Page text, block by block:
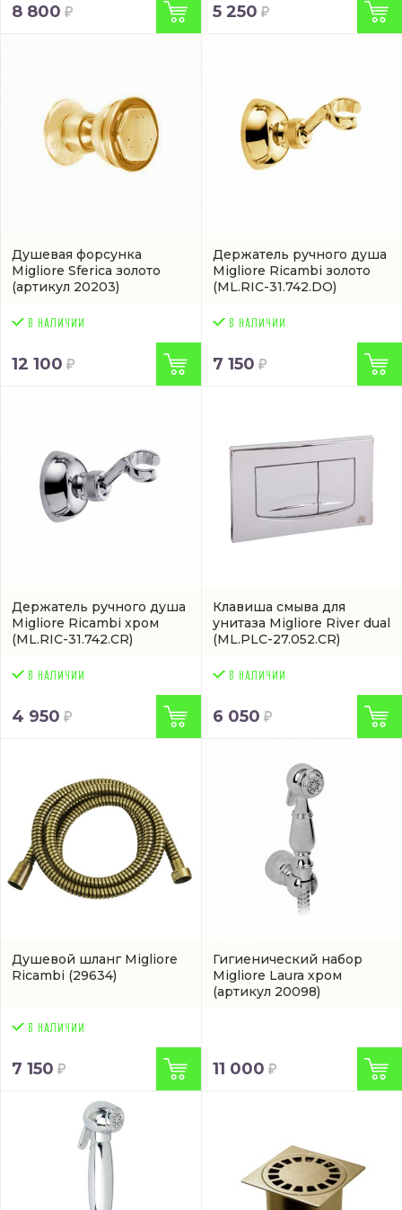
8 800 5 250
Душевая форсунка
Migliore Sferica золото
(артикул 20203)
12 100
Держатель ручного душа
Migliore Ricambi золото
(ML.RIC-31.742.DO)
7 150
Держатель ручного душа
Migliore Ricambi хром
(ML.RIC-31.742.CR)
4 950
Клавиша смыва для
унитаза Migliore River dual
(ML.PLC-27.052.CR)
6 050
Душевой шланг Migliore
Ricambi (29634)
7 150
Гигиенический набор
Migliore Laura хром
(артикул 20098)
11 000